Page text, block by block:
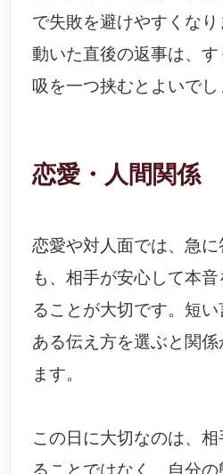
で失敗を避けやすくな
動いた直後の返事は、
吸を一つ挟むとよいでし
恋愛・人間関係
恋愛や対人面では、急に
も、相手が安心して本
ることが大切です。短
ある伝え方を選ぶと関
ます。
この日に大切なのは、
ることではなく、自分